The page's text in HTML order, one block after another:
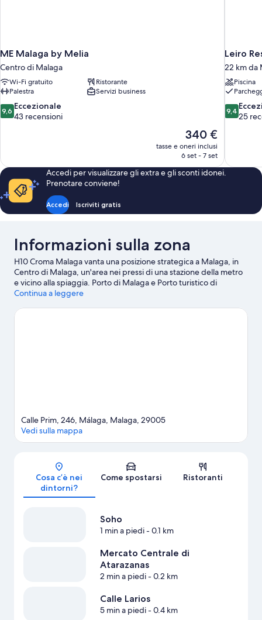
ME Malaga by Melia
Centro di Malaga
Wi-Fi gratuito
Ristorante
Palestra
Servizi business
9.6
su
recensioni
9,6 Eccezionale
43 recensioni
Il
prezzo
attuale
340 €
340 €
tasse e oneri inclusi
6 set - 7 set
Leiro
22 km da
Piscina
9.4
su
recensioni
9,4
25
Accedi per visualizzare gli extra e gli sconti idonei.
Prenotare conviene!
Accedi Iscriviti gratis
Informazioni sulla zona
H10 Croma Malaga vanta una posizione strategica a Malaga, in
Centro di Malaga, un'area nei pressi di una stazione della metro
e vicino alla spiaggia. Porto di Malaga e Porto turistico di
Benalmádena sono due tappe fondamentali per chi ama le
della zona ci sono Spiaggia di Malagueta e Spiaggia di Carihuela.
Continua a leggere
Mappa
Calle Prim, 246, Málaga, Malaga, 29005
Vedi sulla mappa
Cosa c’è nei
dintorni?
Come spostarsi Ristoranti
Soho
1 min a piedi- 0.1 km
Mercato Centrale di
Atarazanas
2 min a piedi- 0.2 km
Calle Larios
5 min a piedi- 0.4 km